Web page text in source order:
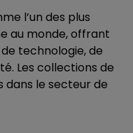
l’un des plus
au monde, offrant
technologie, de
Les collections de
dans le secteur de